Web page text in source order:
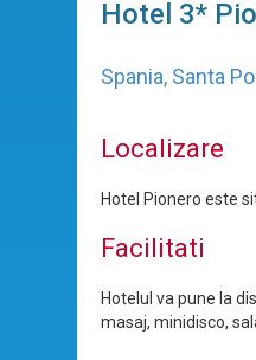
Hotel 3*
Spania, Santa
Localizare
Hotel Pionero este
Facilitati
Hotelul va pune la
masaj, minidisco,